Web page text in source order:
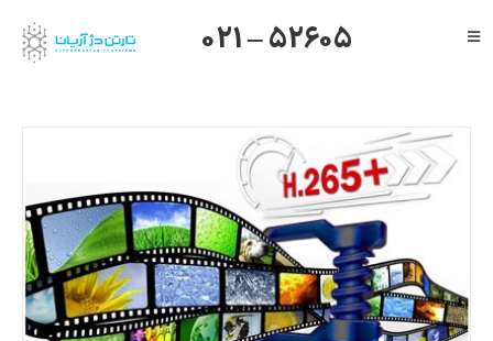
to
Toggle
یالینک
هایک ویژن
داهوا
021 – 52605